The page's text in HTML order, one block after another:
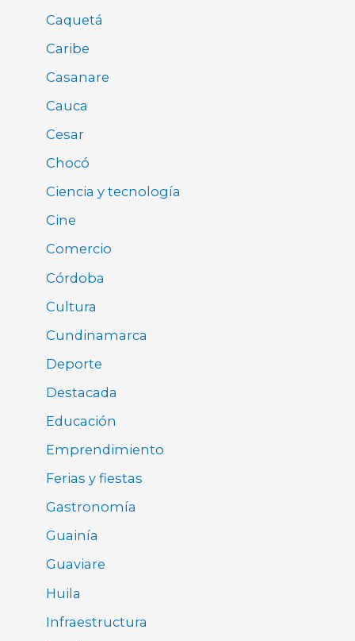
Caquetá
Caribe
Casanare
Cauca
Cesar
Chocó
Ciencia y tecnología
Cine
Comercio
Córdoba
Cultura
Cundinamarca
Deporte
Destacada
Educación
Emprendimiento
Ferias y fiestas
Gastronomía
Guainía
Guaviare
Huila
Infraestructura